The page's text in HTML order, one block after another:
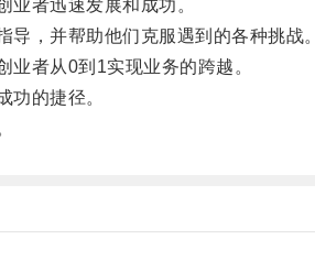
者迅速发展和成功。
，并帮助他们克服遇到的各种挑战。
者从0到1实现业务的跨越。
的捷径。